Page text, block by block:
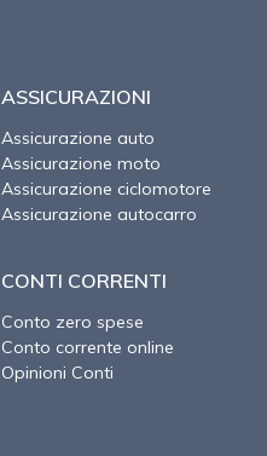
ASSICURAZIONI
Assicurazione auto
Assicurazione moto
Assicurazione ciclomotore
Assicurazione autocarro
CONTI CORRENTI
Conto zero spese
Conto corrente online
Opinioni Conti